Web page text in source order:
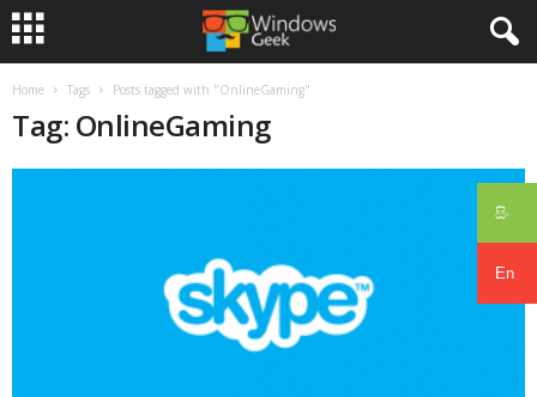
සිං
En
Home Tags Posts tagged with "OnlineGaming"
Tag: OnlineGaming